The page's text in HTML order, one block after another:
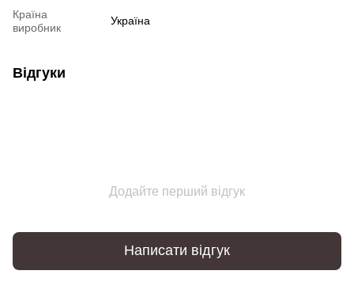
Країна
виробник
Україна
Відгуки
Додайте перший відгук
Написати відгук